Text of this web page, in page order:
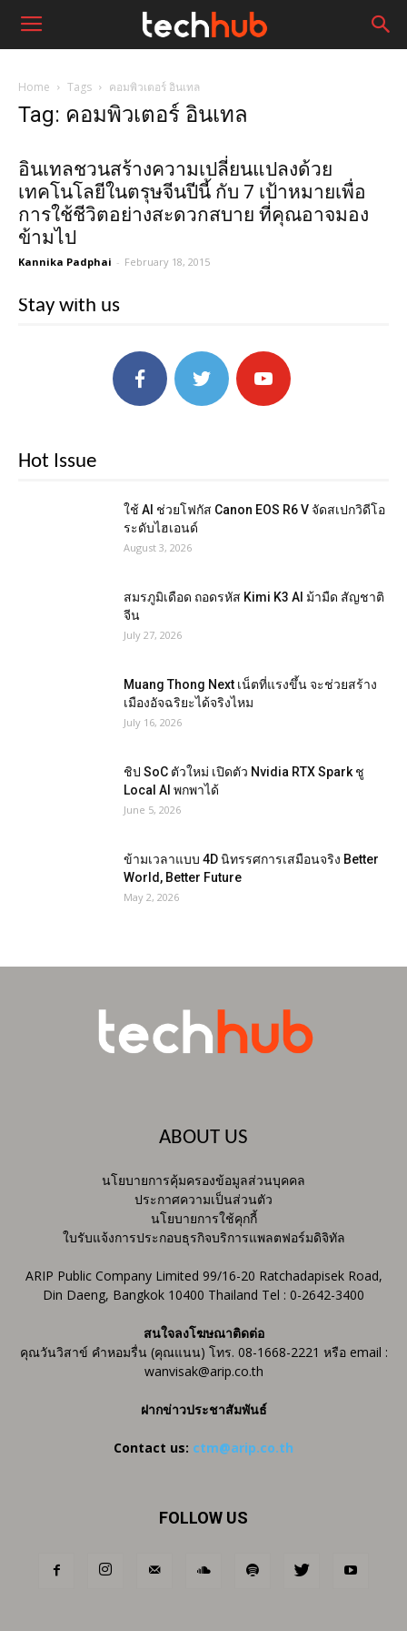
Home Tags คอมพิวเตอร์ อินเทล
Tag: คอมพิวเตอร์ อินเทล
อินเทลชวนสร้างความเปลี่ยนแปลงด้วย
เทคโนโลยีในตรุษจีนปีนี้ กับ 7 เป้าหมายเพื่อ
การใช้ชีวิตอย่างสะดวกสบาย ที่คุณอาจมอง
ข้ามไป
Kannika Padphai - February 18, 2015
Stay with us
Hot Issue
ใช้ AI ช่วยโฟกัส Canon EOS R6 V จัดสเปกวิดีโอ
ระดับไฮเอนด์
August 3, 2026
สมรภูมิเดือด ถอดรหัส Kimi K3 AI ม้ามืด สัญชาติ
จีน
July 27, 2026
Muang Thong Next เน็ตที่แรงขึ้น จะช่วยสร้าง
เมืองอัจฉริยะได้จริงไหม
July 16, 2026
ชิป SoC ตัวใหม่ เปิดตัว Nvidia RTX Spark ชู
Local AI พกพาได้
June 5, 2026
ข้ามเวลาแบบ 4D นิทรรศการเสมือนจริง Better
World, Better Future
May 2, 2026
ABOUT US
นโยบายการคุ้มครองข้อมูลส่วนบุคคล
ประกาศความเป็นส่วนตัว
นโยบายการใช้คุกกี้
ใบรับแจ้งการประกอบธุรกิจบริการแพลตฟอร์มดิจิทัล
ARIP Public Company Limited 99/16-20 Ratchadapisek Road,
Din Daeng, Bangkok 10400 Thailand Tel : 0-2642-3400
สนใจลงโฆษณาติดต่อ
คุณวันวิสาข์ คำหอมรื่น (คุณแนน) โทร. 08-1668-2221 หรือ email :
wanvisak@arip.co.th
ฝากข่าวประชาสัมพันธ์
Contact us: ctm@arip.co.th
FOLLOW US